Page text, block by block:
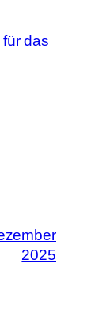
das
2025